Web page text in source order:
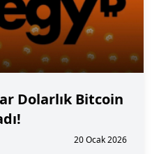
Dolarlık Bitcoin
20 Ocak 2026